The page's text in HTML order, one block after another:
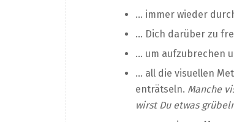
… immer wieder
… Dich darüber zu
… um aufzubrechen
… all die visuellen
enträtseln. Manche
wirst Du etwas